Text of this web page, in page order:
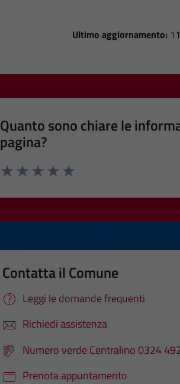
Ultimo aggiornamento:
Quanto sono chiare le
pagina?
Contatta il Comune
Leggi le domande frequenti
Richiedi assistenza
Numero verde Centralino 0324
Prenota appuntamento